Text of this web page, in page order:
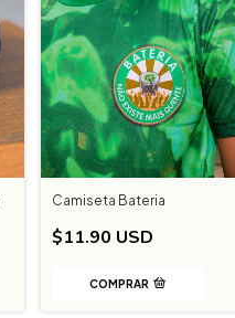
Camiseta Bateria
$11.90 USD
COMPRAR